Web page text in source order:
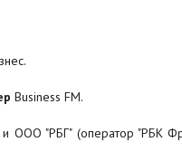
Business FM.
ООО "РБГ" (оператор "РБК